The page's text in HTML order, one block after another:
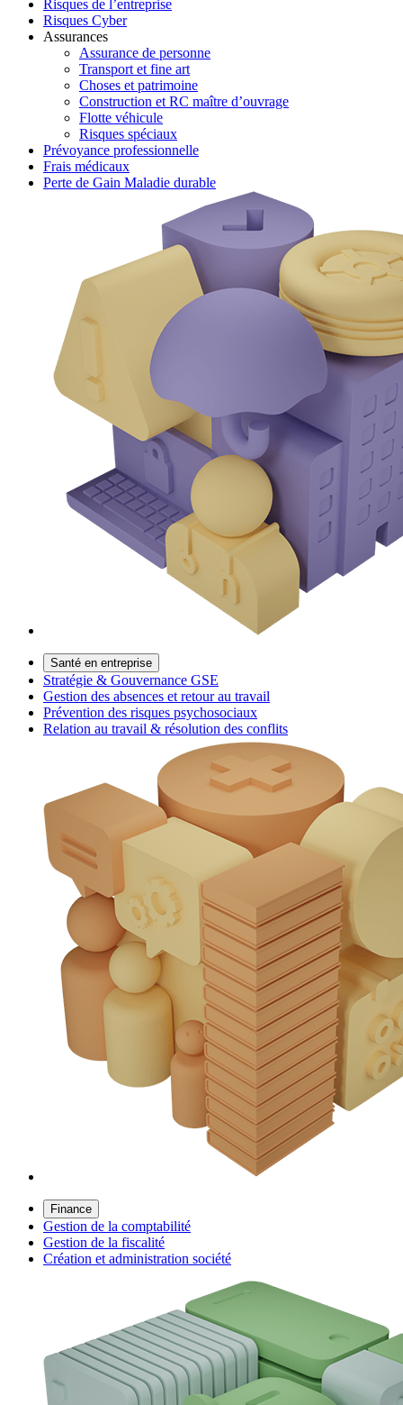
Risques de l’entreprise
Risques Cyber
Assurances
Assurance de personne
Transport et fine art
Choses et patrimoine
Construction et RC maître d’ouvrage
Flotte véhicule
Risques spéciaux
Prévoyance professionnelle
Frais médicaux
Perte de Gain Maladie durable
Santé en entreprise
Stratégie & Gouvernance GSE
Gestion des absences et retour au travail
Prévention des risques psychosociaux
Relation au travail & résolution des conflits
Finance
Gestion de la comptabilité
Gestion de la fiscalité
Création et administration société